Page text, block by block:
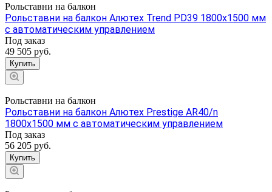
Рольставни на балкон
Рольставни на балкон Алютех Trend PD39 1800x1500 мм
с автоматическим управлением
Под заказ
49 505 руб.
Купить
Рольставни на балкон
Рольставни на балкон Алютех Prestige AR40/n
1800x1500 мм с автоматическим управлением
Под заказ
56 205 руб.
Купить